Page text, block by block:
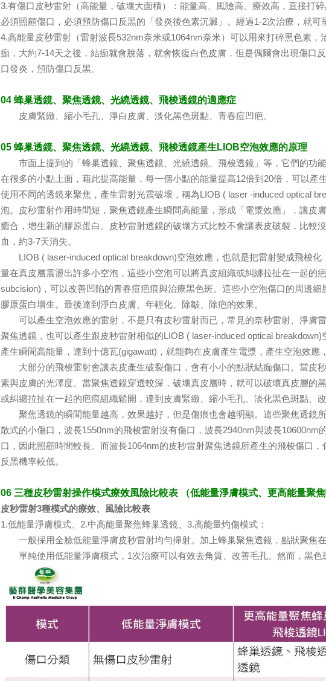
3.有傷口皮秒雷射（高能量，破壞大面積）：能量高、風險高、療效高，直接打
必須照顧傷口，必須預防傷口反黑的「發炎後色素沉澱」。經過1-2次治療，就可
4.高能量皮秒雷射（雷射波長532nm奈米或1064nm奈米）可以用來打碎黑色素
痂，大約7-14天之後，結痂就會脫落，就會恢復白色皮膚，但是偶爾會出現傷口
口發炎，預防傷口反黑。
04 蜂巢透鏡、聚焦透鏡、光繞透鏡、飛梭透鏡的適應症
皮膚緊緻、縮小毛孔、淨白皮膚、淡化黑色斑點、青春痘凹疤。
05 蜂巢透鏡、聚焦透鏡、光繞透鏡、飛梭透鏡產生LIOB空泡效應的原理
市面上提到的「蜂巢透鏡、聚焦透鏡、光繞透鏡、飛梭透鏡」等，它們的功
在很多的小點上面，藉此提高能量，每一個小點的能量提高12倍到20倍，可以產
使用不同的透鏡來聚焦，產生雷射光震破壞，稱為LIOB ( laser -induced optical
泡。皮秒雷射作用時間短，聚焦透鏡產生瞬間高能量，形成「電漿效應」，讓皮
癒合，增生新的膠原蛋白。皮秒雷射透鏡的破壞方式比較不會讓表皮破裂，比較
血，約3-7天消失。
LIOB ( laser-induced optical breakdown)空泡效應，也就是把雷射變成飛梭化
量在真皮層震盪出許多小空泡，這些小空泡可以將真皮組織或糾纏拉扯在一起的
subcision)，可以改善凹陷的青春痘疤痕與治療黑色斑。這些小空泡傷口的周邊
膠原蛋白增生。最後達到淨白皮膚、年輕化、除皺、除疤的效果。
可以產生空泡效應的雷射，不是只有皮秒雷射而已，常見的奈秒雷射、淨膚
聚焦透鏡，也可以產生跟皮秒雷射相似的LIOB ( laser-induced optical
產生瞬間高能量，達到十億瓦(gigawatt)，就能夠在皮膚產生電漿，產生空泡效應
大部分的飛梭雷射會讓表皮產生破裂傷口，會有小小的點狀結痂傷口。當皮
素與皮膚的光澤度。當聚焦透鏡穿透較深，破壞真皮層時，就可以破壞真皮層的
或糾纏拉扯在一起的疤痕組織鬆開，達到皮膚緊緻、縮小毛孔、淡化黑色斑點、
聚焦透鏡的瞬間能量越高，效果越好，但是傷痕也會越明顯。這些聚焦透鏡
散式的小傷口，波長1550nm的飛梭雷射沒有傷口，波長2940nm與波長10600nm
口，因此照顧時間較長。而波長1064nm的皮秒雷射聚焦透鏡所產生的飛梭傷口
反黑機率較低。
06 三種皮秒雷射操作模式療效風險比較表 （低能量淨膚模式、更高能量聚
皮秒雷射3種模式的療效、風險比較表
1.低能量淨膚模式、2.中高能量聚焦蜂巢透鏡、3.高能量灼傷模式：
一般採用全臉低能量淨膚皮秒雷射均勻掃射。加上蜂巢聚焦透鏡，點狀聚焦在
單純使用低能量淨膚模式，1次治療可以有效去角質、改善毛孔。然而，黑色